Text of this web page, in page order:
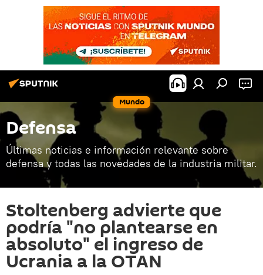
Mundo
Defensa
Últimas noticias e información relevante sobre
defensa y todas las novedades de la industria militar.
Stoltenberg advierte que
podría "no plantearse en
absoluto" el ingreso de
Ucrania a la OTAN